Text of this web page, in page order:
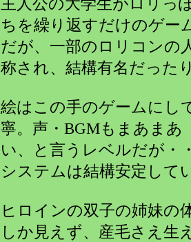
主人公の大学生がロリっ
ちを繰り返すだけのゲー
だが、一部のロリコンの
称され、結構有名だった
絵はこの手のゲームにし
寧。声・BGMもまあまあ
い、と言うレベルだが・
システムは結構安定して
ヒロインの双子の姉妹の
しか見えず、産毛さえ生